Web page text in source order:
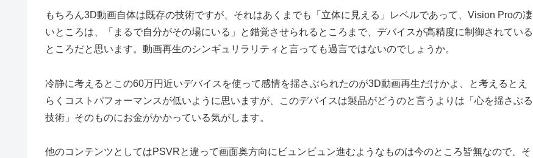
もちろん3D動画自体は既存の技術ですが、それはあくまでも「立体に見える」レベルであって、Vision Proの凄
いところは、「まるで自分がその場にいる」と錯覚させられるところまで、デバイスが高精度に制御されている
ところだと思います。動画再生のシンギュリラリティと言っても過言ではないのでしょうか。
冷静に考えるとこの60万円近いデバイスを使って感情を揺さぶられたのが3D動画再生だけかよ、と考えるとえ
らくコストパフォーマンスが低いように思いますが、このデバイスは製品がどうのと言うよりは「心を揺さぶる
技術」そのものにお金がかかっている気がします。
他のコンテンツとしてはPSVRと違って画面奥方向にビュンビュン進むようなものは今のところ皆無なので、そ